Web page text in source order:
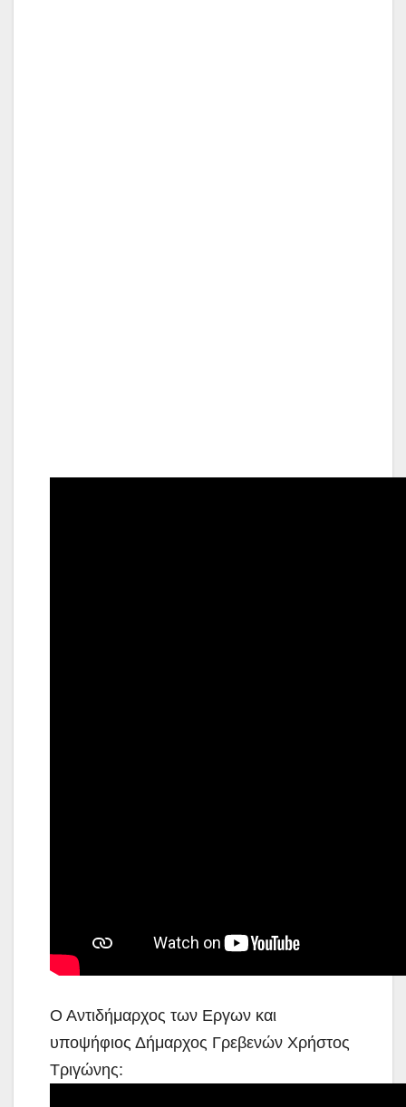
Ο Αντιδήμαρχος των Εργων και
υποψήφιος Δήμαρχος Γρεβενών Χρήστος
Τριγώνης: